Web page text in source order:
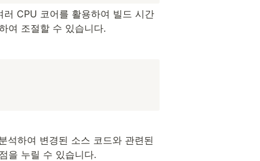
CPU 코어를 활용하여 빌드 시간
여 조절할 수 있습니다.
석하여 변경된 소스 코드와 관련된
을 누릴 수 있습니다.